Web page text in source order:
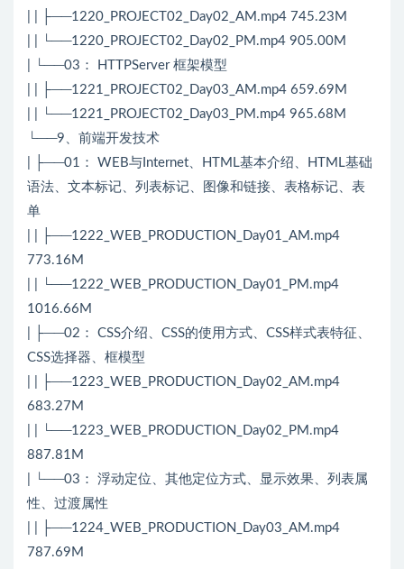
| | ├──1220_PROJECT02_Day02_AM.mp4 745.23M
| | └──1220_PROJECT02_Day02_PM.mp4 905.00M
| └──03： HTTPServer 框架模型
| | ├──1221_PROJECT02_Day03_AM.mp4 659.69M
| | └──1221_PROJECT02_Day03_PM.mp4 965.68M
└──9、前端开发技术
| ├──01： WEB与Internet、HTML基本介绍、HTML基础
语法、文本标记、列表标记、图像和链接、表格标记、表
单
| | ├──1222_WEB_PRODUCTION_Day01_AM.mp4
773.16M
| | └──1222_WEB_PRODUCTION_Day01_PM.mp4
1016.66M
| ├──02： CSS介绍、CSS的使用方式、CSS样式表特征、
CSS选择器、框模型
| | ├──1223_WEB_PRODUCTION_Day02_AM.mp4
683.27M
| | └──1223_WEB_PRODUCTION_Day02_PM.mp4
887.81M
| └──03： 浮动定位、其他定位方式、显示效果、列表属
性、过渡属性
| | ├──1224_WEB_PRODUCTION_Day03_AM.mp4
787.69M